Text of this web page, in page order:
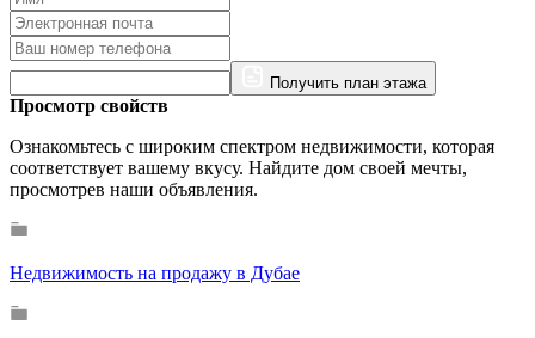
Получить план этажа
Просмотр свойств
Ознакомьтесь с широким спектром недвижимости, которая
соответствует вашему вкусу. Найдите дом своей мечты,
просмотрев наши объявления.
Недвижимость на продажу в Дубае